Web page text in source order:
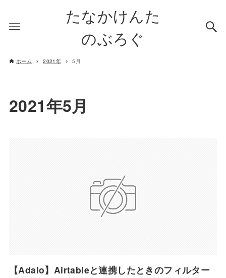
たなかけんた
のぶろぐ
ホーム 2021年 5月
2021年5月
【Adalo】Airtableと連携したときのフィルター